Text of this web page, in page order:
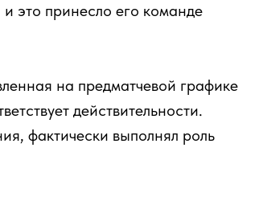
это принесло его команде
на предматчевой графике
действительности.
фактически выполнял роль